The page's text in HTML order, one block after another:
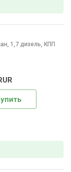
1,7 дизель, КПП